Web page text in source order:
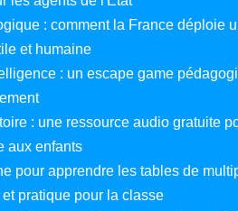
: comment la France déploie
et humaine
: un escape game
: une ressource audio gratuite
aux enfants
pour apprendre les tables de
pratique pour la classe